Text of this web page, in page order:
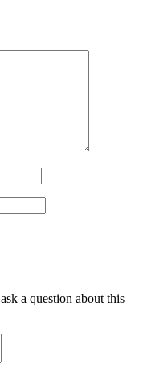
a question about this